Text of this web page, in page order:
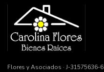
Flores y Asociados · J-31575636-6